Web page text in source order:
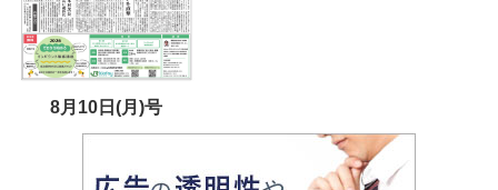
8月10日(月)号